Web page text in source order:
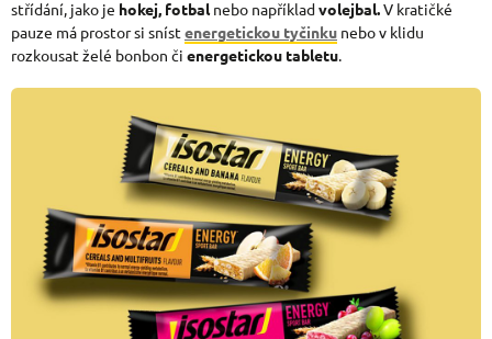
střídání, jako je hokej, fotbal nebo napříkladvolejbal.V kratičké
pauze má prostor si sníst energetickou tyčinku nebo v klidu
rozkousat želé bonbon či energetickou tabletu